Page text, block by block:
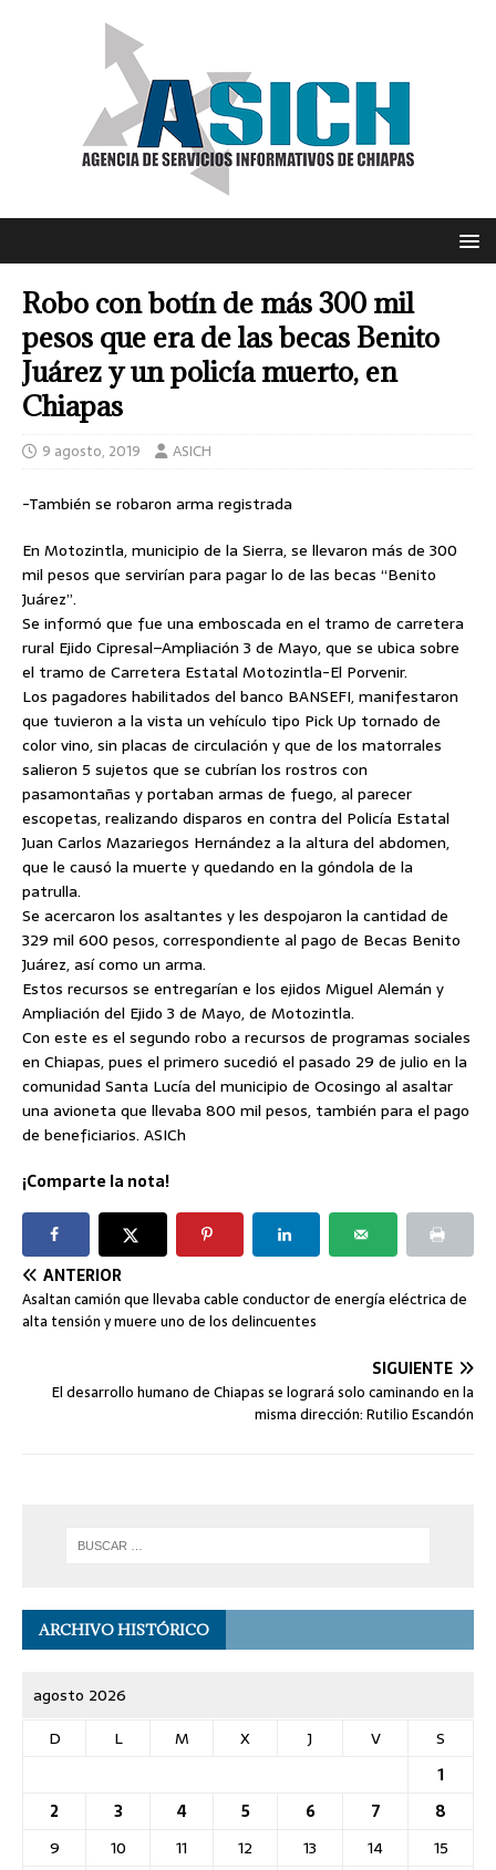
Robo con botín de más 300 mil
pesos que era de las becas Benito
Juárez y un policía muerto, en
Chiapas
9 agosto, 2019 ASICH
-También se robaron arma registrada
En Motozintla, municipio de la Sierra, se llevaron más de 300
mil pesos que servirían para pagar lo de las becas “Benito
Juárez”.
Se informó que fue una emboscada en el tramo de carretera
rural Ejido Cipresal–Ampliación 3 de Mayo, que se ubica sobre
el tramo de Carretera Estatal Motozintla-El Porvenir.
Los pagadores habilitados del banco BANSEFI, manifestaron
que tuvieron a la vista un vehículo tipo Pick Up tornado de
color vino, sin placas de circulación y que de los matorrales
salieron 5 sujetos que se cubrían los rostros con
pasamontañas y portaban armas de fuego, al parecer
escopetas, realizando disparos en contra del Policía Estatal
Juan Carlos Mazariegos Hernández a la altura del abdomen,
que le causó la muerte y quedando en la góndola de la
patrulla.
Se acercaron los asaltantes y les despojaron la cantidad de
329 mil 600 pesos, correspondiente al pago de Becas Benito
Juárez, así como un arma.
Estos recursos se entregarían e los ejidos Miguel Alemán y
Ampliación del Ejido 3 de Mayo, de Motozintla.
Con este es el segundo robo a recursos de programas sociales
en Chiapas, pues el primero sucedió el pasado 29 de julio en la
comunidad Santa Lucía del municipio de Ocosingo al asaltar
una avioneta que llevaba 800 mil pesos, también para el pago
de beneficiarios. ASICh
¡Comparte la nota!
ANTERIOR
Asaltan camión que llevaba cable conductor de energía eléctrica de
alta tensión y muere uno de los delincuentes
SIGUIENTE
El desarrollo humano de Chiapas se logrará solo caminando en la
misma dirección: Rutilio Escandón
ARCHIVO HISTÓRICO
agosto 2026
D
L M X J V
S
1
2
3 4 5 6 7
8
9
10 11 12 13 14
15